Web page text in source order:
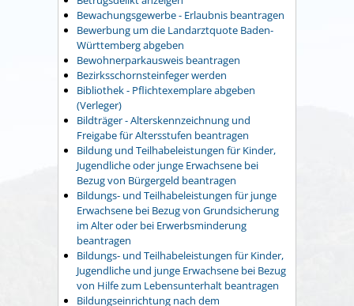
Bewachungsgewerbe - Erlaubnis beantragen
Bewerbung um die Landarztquote Baden-
Württemberg abgeben
Bewohnerparkausweis beantragen
Bezirksschornsteinfeger werden
Bibliothek - Pflichtexemplare abgeben
(Verleger)
Bildträger - Alterskennzeichnung und
Freigabe für Altersstufen beantragen
Bildung und Teilhabeleistungen für Kinder,
Jugendliche oder junge Erwachsene bei
Bezug von Bürgergeld beantragen
Bildungs- und Teilhabeleistungen für junge
Erwachsene bei Bezug von Grundsicherung
im Alter oder bei Erwerbsminderung
beantragen
Bildungs- und Teilhabeleistungen für Kinder,
Jugendliche und junge Erwachsene bei Bezug
von Hilfe zum Lebensunterhalt beantragen
Bildungseinrichtung nach dem